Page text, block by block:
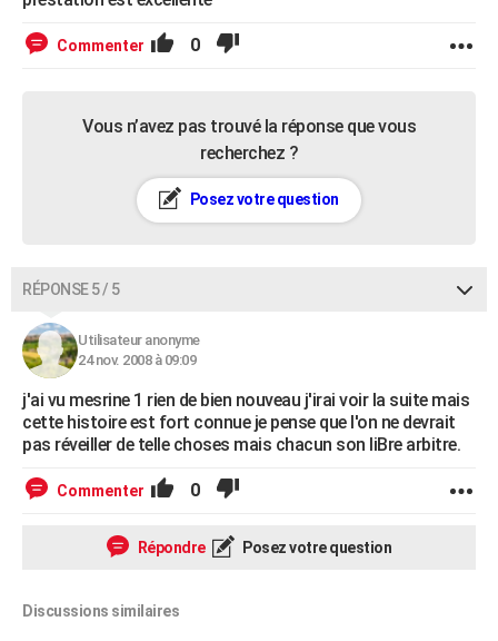
Commenter 0
Vous n’avez pas trouvé la réponse que vous
recherchez ?
Posez votre question
RÉPONSE 5 / 5
Utilisateur anonyme
24 nov. 2008 à 09:09
j'ai vu mesrine 1 rien de bien nouveau j'irai voir la suite mais
cette histoire est fort connue je pense que l'on ne devrait
pas réveiller de telle choses mais chacun son liBre arbitre.
Commenter 0
Répondre Posez votre question
Discussions similaires